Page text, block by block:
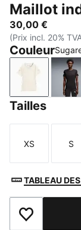
Maillot
30,00 €
(Prix incl. 20%
Couleur
Sugared
Tailles
Taille
XS S
TABLEAU
Ajouter aux